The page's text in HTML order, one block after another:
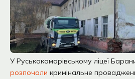
У Руськокомарівському ліцеї
розпочали кримінальне